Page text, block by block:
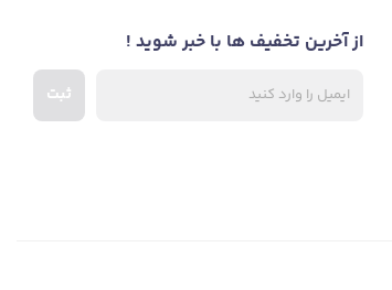
از آخرین تخفیف ها با خبر شوید !
ثبت